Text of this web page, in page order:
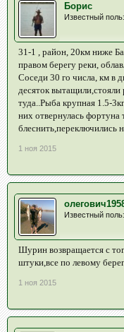
Борис
Известный
31-1 , район, 20км ниже
правом берегу реки,
Соседи 30 го числа, км в
десяток
туда..Рыба крупная 1.5-
них отвернулась
блеснить,переключились
1 ноя 2015
Известный
Шурин возвращается с
штуки,все по левому
1 ноя 2015